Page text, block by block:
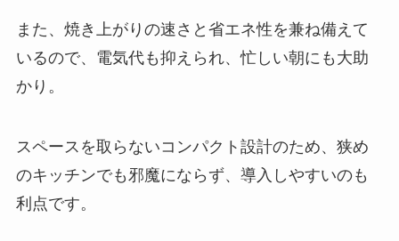
また、焼き上がりの速さと省エネ性を兼ね備えて
いるので、電気代も抑えられ、忙しい朝にも大助
かり。
スペースを取らないコンパクト設計のため、狭め
のキッチンでも邪魔にならず、導入しやすいのも
利点です。